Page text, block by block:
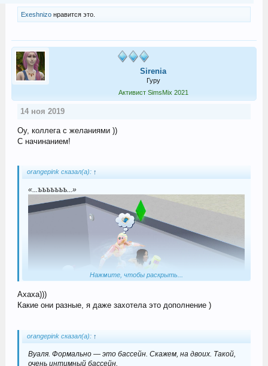
Exeshnizoнравится это.
Sirenia
Гуру
Активист SimsMix 2021
14 ноя 2019
Оу, коллега с желаниями ))
С начинанием!
orangepink сказал(а): ↑
«...ъъъъъъъ...»
Нажмите, чтобы раскрыть...
Ахаха)))
Какие они разные, я даже захотела это дополнение )
orangepink сказал(а): ↑
Вуаля. Формально — это бассейн. Скажем, на двоих. Такой,
очень интимный бассейн.